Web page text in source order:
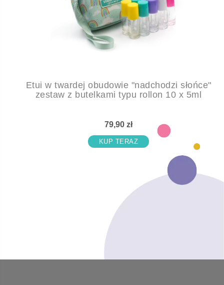
Etui w twardej obudowie "nadchodzi słońce"
zestaw z butelkami typu rollon 10 x 5ml
79,90 zł
KUP TERAZ